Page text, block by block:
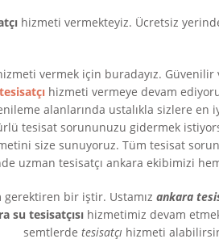
hizmeti vermekteyiz. Ücretsiz
vermek için buradayız. Güvenilir
hizmeti vermeye devam
alanlarında ustalıkla sizlere en
tesisat sorununuzu gidermek
size sunuyoruz. Tüm tesisat
uzman tesisatçı ankara ekibimizi
gerektiren bir iştir. Ustamız ankara
su tesisatçısı hizmetimiz devam
semtlerde tesisatçı hizmeti